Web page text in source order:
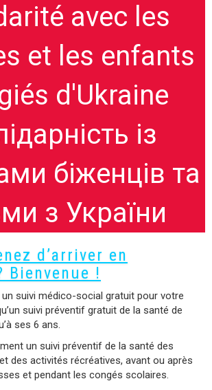
avec les
et les enfants
d'Ukraine
із
біженців та
з України
d’arriver en
Bienvenue !
un suivi médico-social gratuit pour votre
suivi préventif gratuit de la santé de
ses 6 ans.
un suivi préventif de la santé des
des activités récréatives, avant ou après
et pendant les congés scolaires.